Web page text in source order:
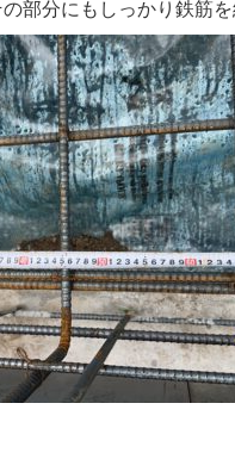
部分にもしっかり鉄筋を